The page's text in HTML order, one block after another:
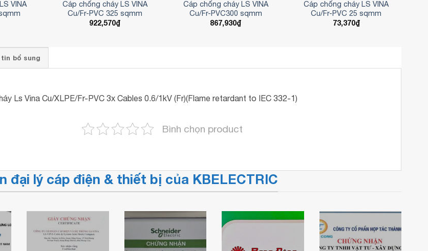
VINA
Cáp chống cháy LS VINA
Cu/Fr-PVC 325 sqmm
922,570₫
Cáp chống cháy LS VINA
Cu/Fr-PVC300 sqmm
867,930₫
Cáp chống cháy LS VINA
Cu/Fr-PVC 25 sqmm
73,370₫
bổ sung
Ls Vina Cu/XLPE/Fr-PVC 3x Cables 0.6/1kV (Fr)(Flame retardant to IEC 332-1)
Bình chọn product
đại lý cáp điện & thiết bị của KBELECTRIC
Chứng nhận đại
phân phối uỷ